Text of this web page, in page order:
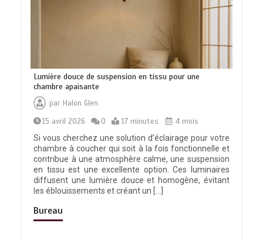
Lumière douce de suspension en tissu pour une
chambre apaisante
parHalon Glen
15 avril 2026
0 17 minutes
4 mois
Si vous cherchez une solution d’éclairage pour votre
chambre à coucher qui soit à la fois fonctionnelle et
contribue à une atmosphère calme, une suspension
en tissu est une excellente option. Ces luminaires
diffusent une lumière douce et homogène, évitant
les éblouissements et créant un […]
Bureau